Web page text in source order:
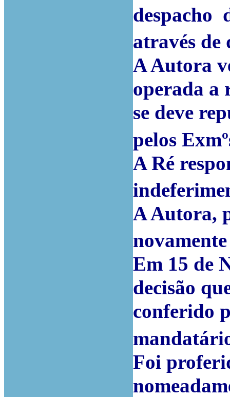
despacho
através de
A Autora
operada a
se deve
pelos
A Ré
A Autora,
Em 15 de
decisão
conferido
Foi